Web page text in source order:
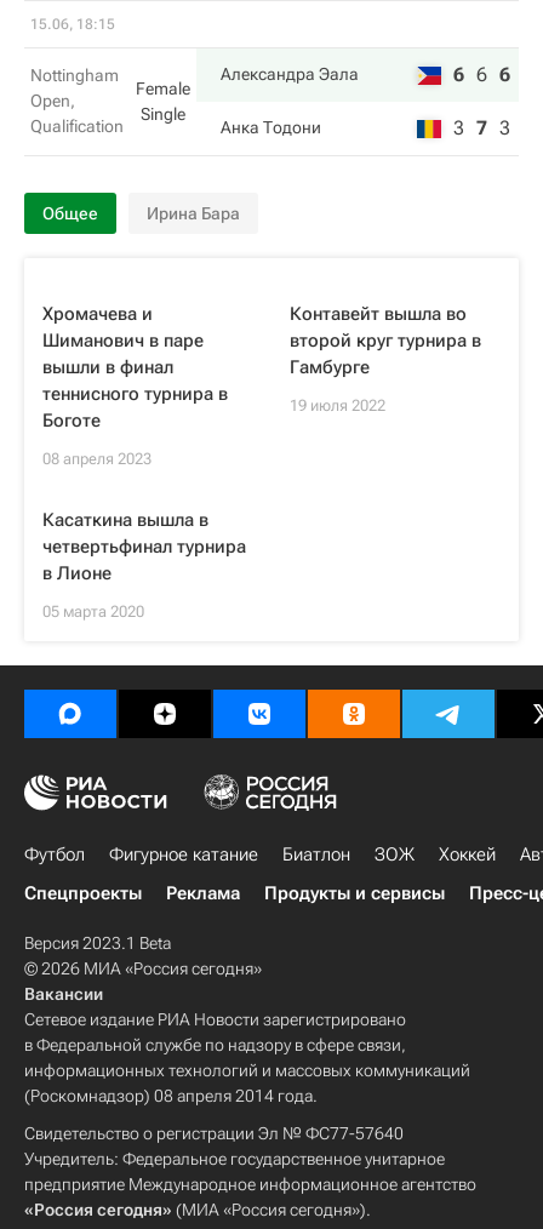
15.06, 18:15
Nottingham
Open,
Qualification
Female
Single
Александра Эала 6 6 6
Анка Тодони 3 7 3
Общее Ирина Бара
Хромачева и
Шиманович в паре
вышли в финал
теннисного турнира в
Боготе
08 апреля 2023
Контавейт вышла во
второй круг турнира в
Гамбурге
19 июля 2022
Касаткина вышла в
четвертьфинал турнира
в Лионе
05 марта 2020
Футбол Фигурное катание Биатлон ЗОЖ Хоккей
Спецпроекты
Реклама Продукты и сервисы Пресс-
Версия 2023.1 Beta
© 2026 МИА «Россия сегодня»
Вакансии
Сетевое издание РИА Новости зарегистрировано
в Федеральной службе по надзору в сфере связи,
информационных технологий и массовых коммуникаций
(Роскомнадзор) 08 апреля 2014 года.
Свидетельство о регистрации Эл № ФС77-57640
Учредитель: Федеральное государственное унитарное
предприятие Международное информационное агентство
«Россия сегодня» (МИА «Россия сегодня»).